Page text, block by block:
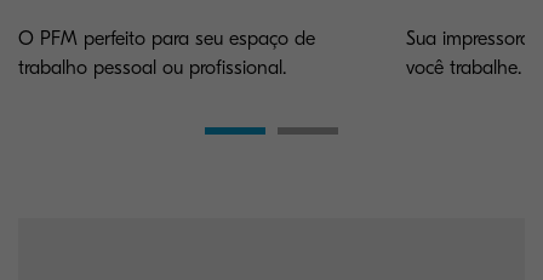
O PFM perfeito para seu espaço de
trabalho pessoal ou profissional.
Sua impressora
você trabalhe.